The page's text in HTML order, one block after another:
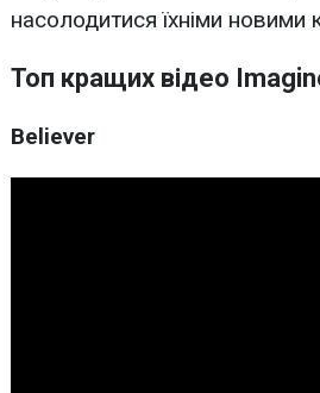
насолодитися їхніми новими
Топ кращих відео
Believer